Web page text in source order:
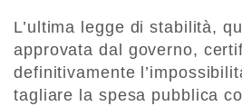
L’ultima legge di stabilità,
approvata dal governo,
definitivamente
tagliare la spesa pubblica